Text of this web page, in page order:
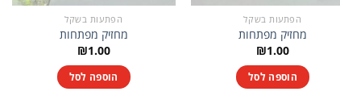
הפתעות בשקל
מחזיק מפתחות
₪1.00
הוספה לסל
הפתעות בשקל
מחזיק מפתחות
₪1.00
הוספה לסל